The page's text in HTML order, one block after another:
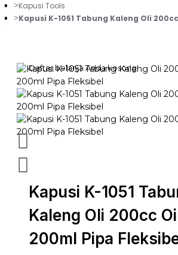
0
Daftar belanja Anda kosong!
Kapusi Tools
Kapusi K-1051 Tabung Kaleng Oli
Kapusi K-1051
Kaleng Oli 200cc
200ml Pipa